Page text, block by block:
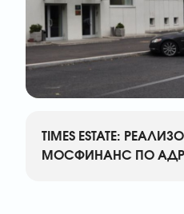
TIMES ESTATE:
МОСФИНАНС ПО